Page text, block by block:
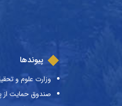
پیوندها
وزارت علوم و
صندوق حمایت از